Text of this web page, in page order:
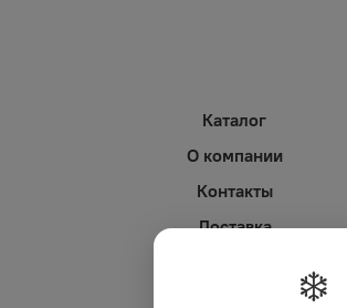
Каталог
О компании
Контакты
Доставка
❄️